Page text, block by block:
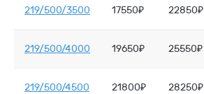
219/500/3500 17550₽ 22850₽
219/500/4000 19650₽ 25550₽
219/500/4500 21800₽ 28250₽